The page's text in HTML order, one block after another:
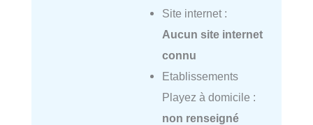
Site internet :
Aucun site internet
connu
Etablissements
Playez à domicile :
non renseigné